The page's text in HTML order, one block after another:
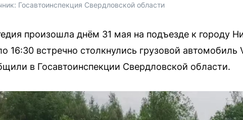
Госавтоинспекция Свердловской области
произошла днём 31 мая на подъезде к городу
16:30 встречно столкнулись грузовой
в Госавтоинспекции Свердловской области.